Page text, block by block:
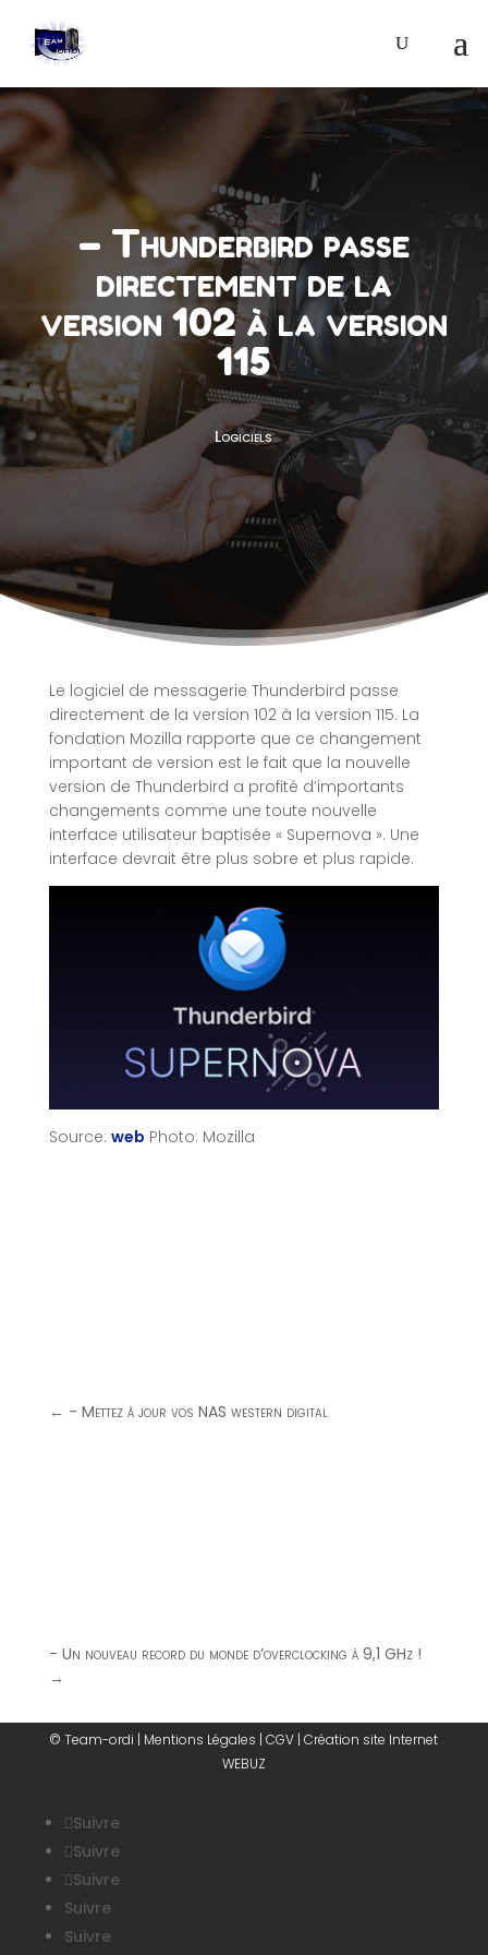
– Thunderbird passe
directement de la
version 102 à la version
115
Logiciels
Le logiciel de messagerie Thunderbird passe
directement de la version 102 à la version 115. La
fondation Mozilla rapporte que ce changement
important de version est le fait que la nouvelle
version de Thunderbird a profité d’importants
changements comme une toute nouvelle
interface utilisateur baptisée « Supernova ». Une
interface devrait être plus sobre et plus rapide.
Source: web Photo: Mozilla
← - Mettez à jour vos NAS western digital
- Un nouveau record du monde d’overclocking à 9,1 GHz !
→
© Team-ordi | Mentions Légales |CGV |Création site Internet
WEBUZ
Suivre
Suivre
Suivre
Suivre
Suivre